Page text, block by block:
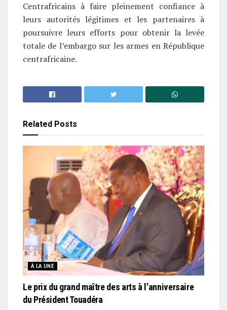
Centrafricains à faire pleinement confiance à
leurs autorités légitimes et les partenaires à
poursuivre leurs efforts pour obtenir la levée
totale de l’embargo sur les armes en République
centrafricaine.
Related Posts
À LA UNE
Le prix du grand maître des arts à l’anniversaire
du Président Touadéra